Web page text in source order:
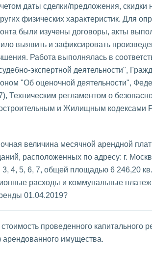
даты сделки/предложения,
физических характеристик. Для
были изучены договоры, акты
выявить и зафиксировать
Работа выполнялась в
экспертной деятельности",
"Об оценочной деятельности",
регламентом о
и Жилищным кодексами
величина месячной арендной
расположенных по адресу: г.
3, 4, 5, 6, 7, общей площадью 6 246,20
расходы и коммунальные
01.04.2019?
стоимость проведенного капитального
имущества.